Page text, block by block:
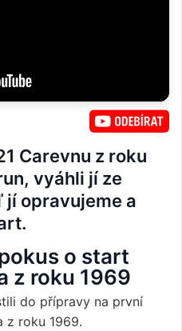
Carevnu z roku
vyáhli jí ze
opravujeme a
o start
z roku 1969
do přípravy na první
z roku 1969.